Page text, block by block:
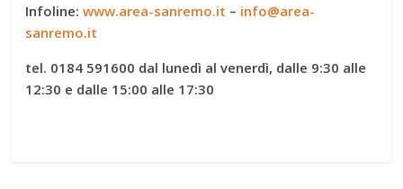
Infoline:www.area-sanremo.it – info@area-
sanremo.it
tel. 0184 591600 dal lunedì al venerdì, dalle 9:30 alle
12:30 e dalle 15:00 alle 17:30